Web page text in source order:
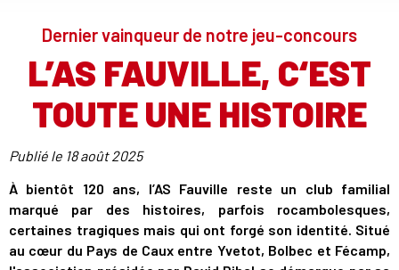
Dernier vainqueur de notre jeu-concours
L’AS FAUVILLE, C‘EST
TOUTE UNE HISTOIRE
Publié le 18 août 2025
À bientôt 120 ans, l’AS Fauville reste un club familial
marqué par des histoires, parfois rocambolesques,
certaines tragiques mais qui ont forgé son identité. Situé
au cœur du Pays de Caux entre Yvetot, Bolbec et Fécamp,